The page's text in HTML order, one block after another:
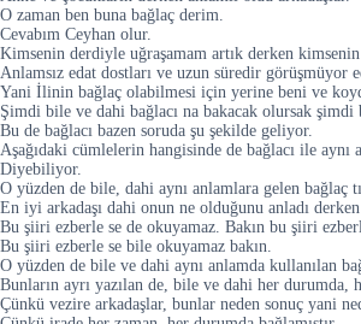
O zaman ben buna bağlaç derim.
Cevabım Ceyhan olur.
Kimsenin derdiyle uğraşamam artık derken
Anlamsız edat dostları ve uzun süredir görüşmüyor
Yani İlinin bağlaç olabilmesi için yerine beni ve
Şimdi bile ve dahi bağlacı na bakacak olursak şimdi
Bu de bağlacı bazen soruda şu şekilde geliyor.
Aşağıdaki cümlelerin hangisinde de bağlacı ile aynı
Diyebiliyor.
O yüzden de bile, dahi aynı anlamlara gelen bağlaç
En iyi arkadaşı dahi onun ne olduğunu anladı
Bu şiiri ezberle se de okuyamaz. Bakın bu şiiri
Bu şiiri ezberle se bile okuyamaz bakın.
O yüzden de bile ve dahi aynı anlamda kullanılan
Bunların ayrı yazılan de, bile ve dahi her durumda,
Çünkü vezire arkadaşlar, bunlar neden sonuç yani